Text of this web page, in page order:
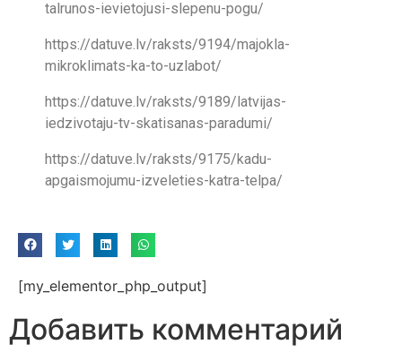
talrunos-ievietojusi-slepenu-pogu/
https://datuve.lv/raksts/9194/majokla-
mikroklimats-ka-to-uzlabot/
https://datuve.lv/raksts/9189/latvijas-
iedzivotaju-tv-skatisanas-paradumi/
https://datuve.lv/raksts/9175/kadu-
apgaismojumu-izveleties-katra-telpa/
[my_elementor_php_output]
Добавить комментарий